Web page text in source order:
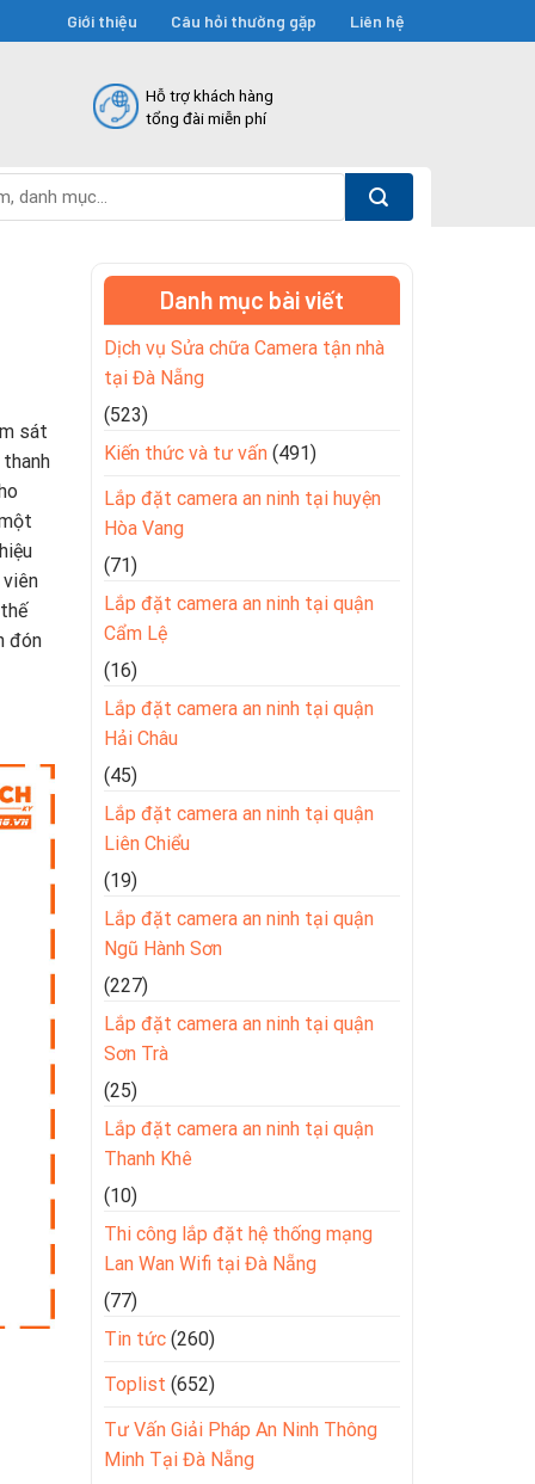
Giới thiệu Câu hỏi thường gặp Liên hệ
Hỗ trợ khách hàng
tổng đài miễn phí
sát
đón
Danh mục bài viết
Dịch vụ Sửa chữa Camera tận nhà
tại Đà Nẵng
(523)
Kiến thức và tư vấn (491)
Lắp đặt camera an ninh tại huyện
Hòa Vang
(71)
Lắp đặt camera an ninh tại quận
Cẩm Lệ
(16)
Lắp đặt camera an ninh tại quận
Hải Châu
(45)
Lắp đặt camera an ninh tại quận
Liên Chiểu
(19)
Lắp đặt camera an ninh tại quận
Ngũ Hành Sơn
(227)
Lắp đặt camera an ninh tại quận
Sơn Trà
(25)
Lắp đặt camera an ninh tại quận
Thanh Khê
(10)
Thi công lắp đặt hệ thống mạng
Lan Wan Wifi tại Đà Nẵng
(77)
Tin tức (260)
Toplist (652)
Tư Vấn Giải Pháp An Ninh Thông
Minh Tại Đà Nẵng